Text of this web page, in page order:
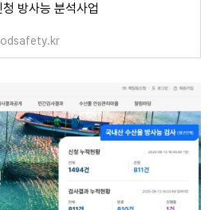
방사능 분석사업